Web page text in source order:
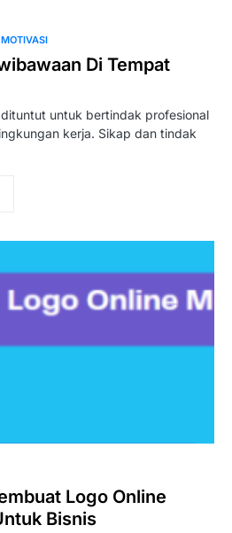
MOTIVASI
Di Tempat
untuk bertindak profesional
kerja. Sikap dan tindak
Logo Online
Bisnis